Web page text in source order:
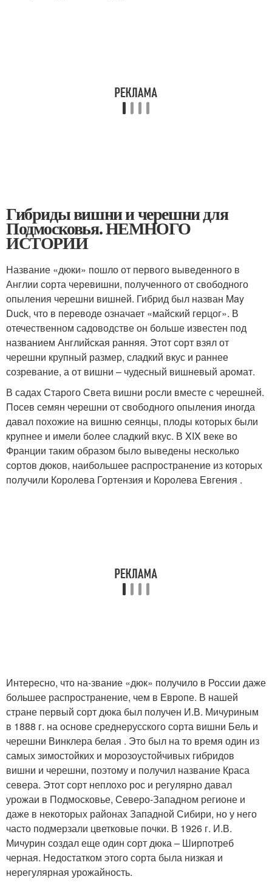
Гибриды вишни и черешни для
Подмосковья. НЕМНОГО
ИСТОРИИ
Название «дюки» пошло от первого выведенного в
Англии сорта черевишни, полученного от свободного
опыления черешни вишней. Гибрид был назван May
Duck, что в переводе означает «майский герцог». В
отечественном садоводстве он больше известен под
названием Английская ранняя. Этот сорт взял от
черешни крупный размер, сладкий вкус и раннее
созревание, а от вишни – чудесный вишневый аромат.
В садах Старого Света вишни росли вместе с черешней.
Посев семян черешни от свободного опыления иногда
давал похожие на вишню сеянцы, плоды которых были
крупнее и имели более сладкий вкус. В XIX веке во
Франции таким образом было выведены несколько
сортов дюков, наибольшее распространение из которых
получили Королева Гортензия и Королева Евгения .
Интересно, что на-звание «дюк» получило в России даже
большее распространение, чем в Европе. В нашей
стране первый сорт дюка был получен И.В. Мичуриным
в 1888 г. на основе среднерусского сорта вишни Бель и
черешни Винклера белая . Это был на то время один из
самых зимостойких и морозоустойчивых гибридов
вишни и черешни, поэтому и получил название Краса
севера. Этот сорт неплохо рос и регулярно давал
урожаи в Подмосковье, Северо-Западном регионе и
даже в некоторых районах Западной Сибири, но у него
часто подмерзали цветковые почки. В 1926 г. И.В.
Мичурин создал еще один сорт дюка – Ширпотреб
черная. Недостатком этого сорта была низкая и
нерегулярная урожайность.